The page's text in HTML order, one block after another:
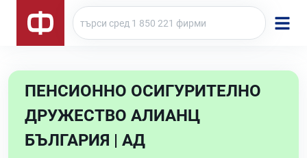
ПЕНСИОННО ОСИГУРИТЕЛНО
ДРУЖЕСТВО АЛИАНЦ
БЪЛГАРИЯ | АД